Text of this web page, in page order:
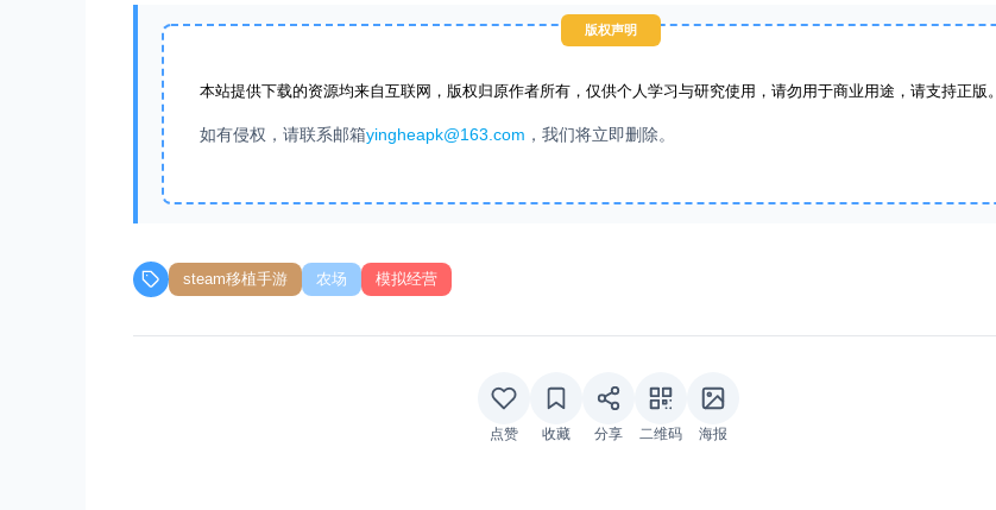
版权声明
本站提供下载的资源均来自互联网，版权归原作者所有，仅供个人学习与研究使用，请勿用于商业用途，请支持正版。
如有侵权，请联系邮箱yingheapk@163.com ，我们将立即删除。
steam移植手游 农场 模拟经营
点赞 收藏 分享 二维码 海报